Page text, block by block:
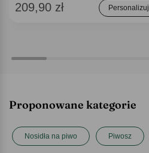
209,90 zł Personalizuj
Proponowane kategorie
Nosidła na piwo Piwosz